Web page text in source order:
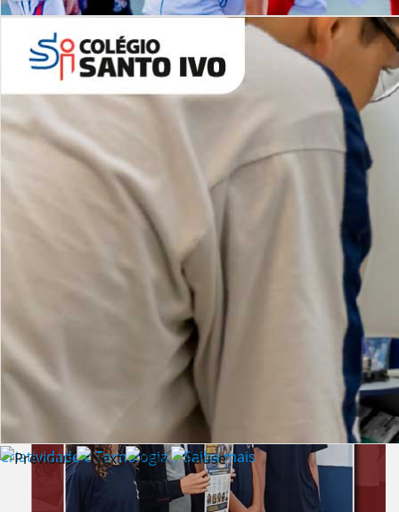
Desafios | Saiba mais
Criatividade e Tecnologia | Saiba mais